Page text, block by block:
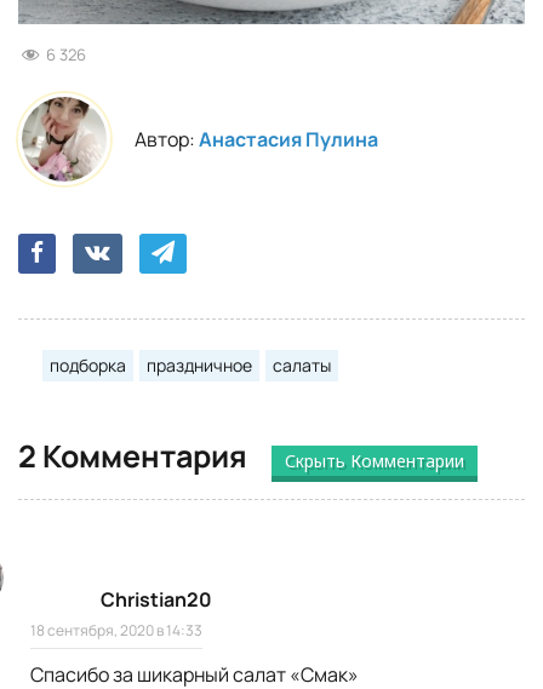
6 326
Автор:Анастасия Пулина
подборка праздничное салаты
2 Комментария Скрыть Комментарии
Christian20
18 сентября, 2020 в 14:33
Спасибо за шикарный салат «Смак»